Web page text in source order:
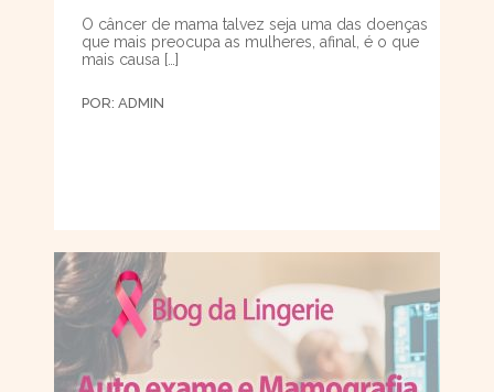
O câncer de mama talvez seja uma das doenças
que mais preocupa as mulheres, afinal, é o que
mais causa […]
POR: ADMIN